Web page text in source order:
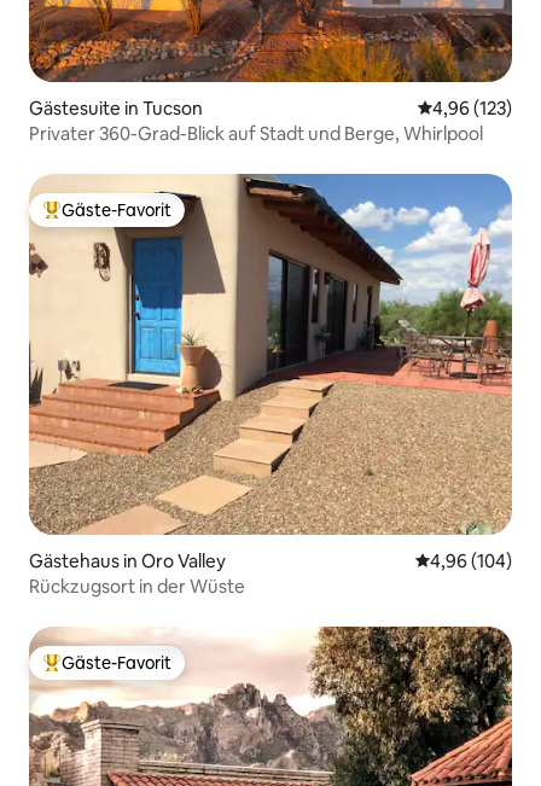
Gästesuite in Tucson
4,96 (123)
Privater 360-Grad-Blick auf Stadt und Berge, Whirlpool
Beliebter Gäste-Favorit.
Gäste-Favorit
Gästehaus in Oro Valley
4,96 (104)
Rückzugsort in der Wüste
Beliebter Gäste-Favorit.
Gäste-Favorit